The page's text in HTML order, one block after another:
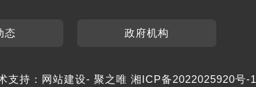
态 政府机构
支持： 网站建设- 聚之唯 湘ICP备2022025920号-1